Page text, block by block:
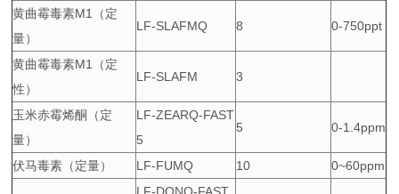
黄曲霉毒素M1（定
量）
LF-SLAFMQ 8 0-750ppt
黄曲霉毒素M1（定
性）
LF-SLAFM 3
玉米赤霉烯酮（定
量）
LF-ZEARQ-FAST
5
5 0-1.4ppm
伏马毒素（定量） LF-FUMQ 10 0~60ppm